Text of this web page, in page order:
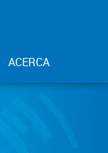
ACERCA